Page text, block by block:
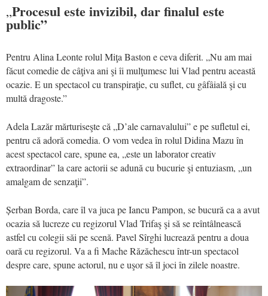
„Procesul este invizibil, dar finalul este
public”
Pentru Alina Leonte rolul Miţa Baston e ceva diferit. „Nu am mai
făcut comedie de câţiva ani şi îi mulţumesc lui Vlad pentru această
ocazie. E un spectacol cu transpiraţie, cu suflet, cu gâfâială şi cu
multă dragoste.”
Adela Lazăr mărturiseşte că „D’ale carnavalului” e pe sufletul ei,
pentru că adoră comedia. O vom vedea în rolul Didina Mazu în
acest spectacol care, spune ea, „este un laborator creativ
extraordinar” la care actorii se adună cu bucurie şi entuziasm, „un
amalgam de senzaţii”.
Șerban Borda, care îl va juca pe Iancu Pampon, se bucură ca a avut
ocazia să lucreze cu regizorul Vlad Trifaş şi să se reîntâlnească
astfel cu colegii săi pe scenă. Pavel Sîrghi lucrează pentru a doua
oară cu regizorul. Va a fi Mache Răzăchescu într-un spectacol
despre care, spune actorul, nu e uşor să îl joci în zilele noastre.